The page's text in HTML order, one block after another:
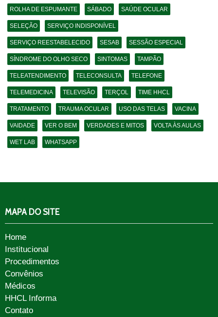
ROLHA DE ESPUMANTE SÁBADO SAÚDE OCULAR
SELEÇÃO SERVIÇO INDISPONÍVEL
SERVIÇO REESTABELECIDO SESAB SESSÃO ESPECIAL
SÍNDROME DO OLHO SECO SINTOMAS TAMPÃO
TELEATENDIMENTO TELECONSULTA TELEFONE
TELEMEDICINA TELEVISÃO TERÇOL TIME HHCL
TRATAMENTO TRAUMA OCULAR USO DAS TELAS VACINA
VAIDADE VER O BEM VERDADES E MITOS VOLTA ÀS AULAS
WET LAB WHATSAPP
MAPA DO SITE
Home
Institucional
Procedimentos
Convênios
Médicos
HHCL Informa
Contato